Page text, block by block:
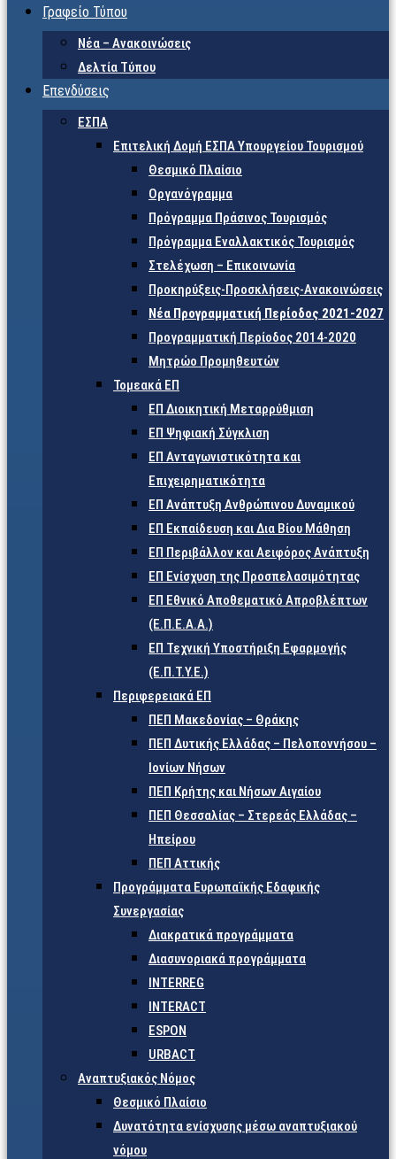
Γραφείο Τύπου
Νέα – Ανακοινώσεις
Δελτία Τύπου
Επενδύσεις
ΕΣΠΑ
Επιτελική Δομή ΕΣΠΑ Υπουργείου Τουρισμού
Θεσμικό Πλαίσιο
Οργανόγραμμα
Πρόγραμμα Πράσινος Τουρισμός
Πρόγραμμα Εναλλακτικός Τουρισμός
Στελέχωση – Επικοινωνία
Προκηρύξεις-Προσκλήσεις-Ανακοινώσεις
Νέα Προγραμματική Περίοδος 2021-2027
Προγραμματική Περίοδος 2014-2020
Μητρώο Προμηθευτών
Τομεακά ΕΠ
ΕΠ Διοικητική Μεταρρύθμιση
ΕΠ Ψηφιακή Σύγκλιση
ΕΠ Ανταγωνιστικότητα και
Επιχειρηματικότητα
ΕΠ Ανάπτυξη Ανθρώπινου Δυναμικού
ΕΠ Εκπαίδευση και Δια Βίου Μάθηση
ΕΠ Περιβάλλον και Αειφόρος Ανάπτυξη
ΕΠ Ενίσχυση της Προσπελασιμότητας
ΕΠ Εθνικό Αποθεματικό Απροβλέπτων
(Ε.Π.Ε.Α.Α.)
ΕΠ Τεχνική Υποστήριξη Εφαρμογής
(Ε.Π.Τ.Υ.Ε.)
Περιφερειακά ΕΠ
ΠΕΠ Μακεδονίας – Θράκης
ΠΕΠ Δυτικής Ελλάδας – Πελοποννήσου –
Ιονίων Νήσων
ΠΕΠ Κρήτης και Νήσων Αιγαίου
ΠΕΠ Θεσσαλίας – Στερεάς Ελλάδας –
Ηπείρου
ΠΕΠ Αττικής
Προγράμματα Ευρωπαϊκής Εδαφικής
Συνεργασίας
Διακρατικά προγράμματα
Διασυνοριακά προγράμματα
INTERREG
INTERACT
ESPON
URBACT
Αναπτυξιακός Νόμος
Θεσμικό Πλαίσιο
Δυνατότητα ενίσχυσης μέσω αναπτυξιακού
νόμου